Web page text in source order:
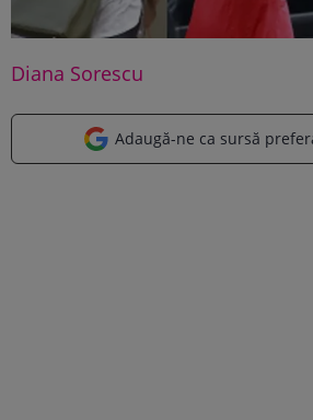
Diana Sorescu
Adaugă-ne ca sursă